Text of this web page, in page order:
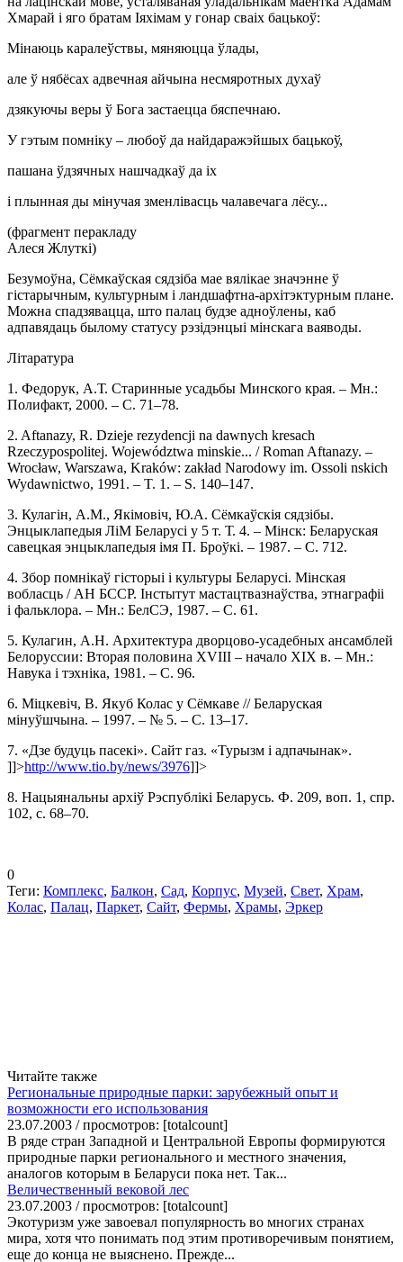
Хмарай і яго братам Іяхімам у гонар сваіх бацькоў:
Мінаюць каралеўствы, мяняюцца ўлады,
але ў нябёсах адвечная айчына несмяротных духаў
дзякуючы веры ў Бога застаецца бяспечнаю.
У гэтым помніку – любоў да найдаражэйшых бацькоў,
пашана ўдзячных нашчадкаў да іх
і плынная ды мінучая зменлівасць чалавечага лёсу...
(фрагмент перакладу
Алеся Жлуткі)
Безумоўна, Сёмкаўская сядзіба мае вялікае значэнне ў
гістарычным, культурным і ландшафтна-архітэктурным плане.
Можна спадзявацца, што палац будзе адноўлены, каб
адпавядаць былому статусу рэзідэнцыі мінскага ваяводы.
Літаратура
1. Федорук, А.Т. Старинные усадьбы Минского края. – Мн.:
Полифакт, 2000. – С. 71–78.
2. Aftanazy, R. Dzieje rezydencji na dawnych kresach
Rzeczypospolitej. Województwa minskie... / Roman Aftanazy. –
Wrocław, Warszawa, Kraków: zakład Narodowy im. Ossoli nskich
Wydawnictwo, 1991. – T. 1. – S. 140–147.
3. Кулагін, А.М., Якімовіч, Ю.А. Сёмкаўскія сядзібы.
Энцыклапедыя ЛіМ Беларусі у 5 т. Т. 4. – Мінск: Беларуская
савецкая энцыклапедыя імя П. Броўкі. – 1987. – С. 712.
4. Збор помнікаў гісторыі і культуры Беларусі. Мінская
вобласць / АН БССР. Інстытут мастацтвазнаўства, этнаграфіі
і фальклора. – Мн.: БелСЭ, 1987. – С. 61.
5. Кулагин, А.Н. Архитектура дворцово-усадебных ансамблей
Белоруссии: Вторая половина XVIII – начало XIX в. – Мн.:
Навука і тэхніка, 1981. – С. 96.
6. Міцкевіч, В. Якуб Колас у Сёмкаве // Беларуская
мінуўшчына. – 1997. – № 5. – С. 13–17.
7. «Дзе будуць пасекі». Сайт газ. «Турызм і адпачынак».
]]>http://www.tio.by/news/3976]]>
8. Нацыянальны архіў Рэспублікі Беларусь. Ф. 209, воп. 1, спр.
102, с. 68–70.
0
Теги: Комплекс, Балкон, Сад, Корпус, Музей, Свет, Храм,
Колас, Палац, Паркет, Сайт, Фермы, Храмы, Эркер
Читайте также
Региональные природные парки: зарубежный опыт и
возможности его использования
23.07.2003 / просмотров: [totalcount]
В ряде стран Западной и Центральной Европы формируются
природные парки регионального и местного значения,
аналогов которым в Беларуси пока нет. Так...
Величественный вековой лес
23.07.2003 / просмотров: [totalcount]
Экотуризм уже завоевал популярность во многих странах
мира, хотя что понимать под этим противоречивым понятием,
еще до конца не выяснено. Прежде...